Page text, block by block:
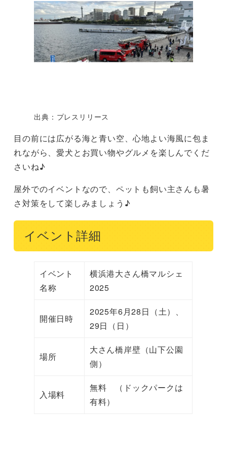
出典：プレスリリース
目の前には広がる海と青い空、心地よい海風に包ま
れながら、愛犬とお買い物やグルメを楽しんでくだ
さいね♪
屋外でのイベントなので、ペットも飼い主さんも暑
さ対策をして楽しみましょう♪
イベント詳細
イベント
名称
横浜港大さん橋マルシェ
2025
開催日時
2025年6月28日（土）、
29日（日）
場所
大さん橋岸壁（山下公園
側）
入場料
無料 （ドックパークは
有料）